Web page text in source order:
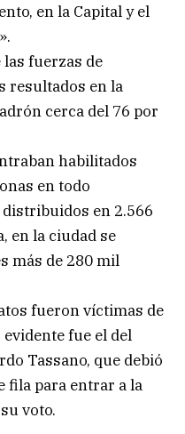
en la Capital y el
fuerzas de
resultados en la
cerca del 76 por
habilitados
en todo
en 2.566
en la ciudad se
más de 280 mil
fueron víctimas de
fue el del
Tassano, que debió
fila para entrar a la
voto.